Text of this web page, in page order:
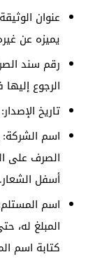
عنوان
يميزه عن
رقم سند
الرجوع
تاريخ
اسم
الصرف على
أسفل الشعار.
اسم
المبلغ له،
كتابة اسم